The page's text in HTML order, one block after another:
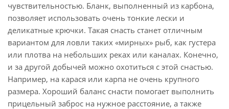
чувствительностью. Бланк, выполненный из карбона,
позволяет использовать очень тонкие лески и
деликатные крючки. Такая снасть станет отличным
вариантом для ловли таких «мирных» рыб, как густера
или плотва на небольших реках или каналах. Конечно,
и за другой добычей можно охотиться с этой снастью.
Например, на карася или карпа не очень крупного
размера. Хороший баланс снасти помогает выполнить
прицельный заброс на нужное расстояние, а также